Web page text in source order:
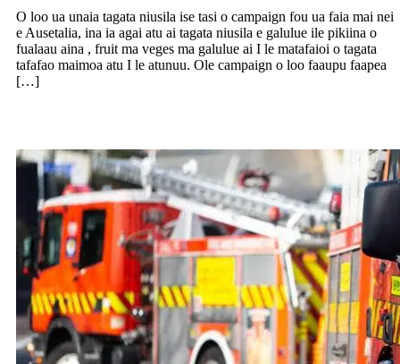
O loo ua unaia tagata niusila ise tasi o campaign fou ua faia mai nei
e Ausetalia, ina ia agai atu ai tagata niusila e galulue ile pikiina o
fualaau aina , fruit ma veges ma galulue ai I le matafaioi o tagata
tafafao maimoa atu I le atunuu. Ole campaign o loo faaupu faapea
[…]